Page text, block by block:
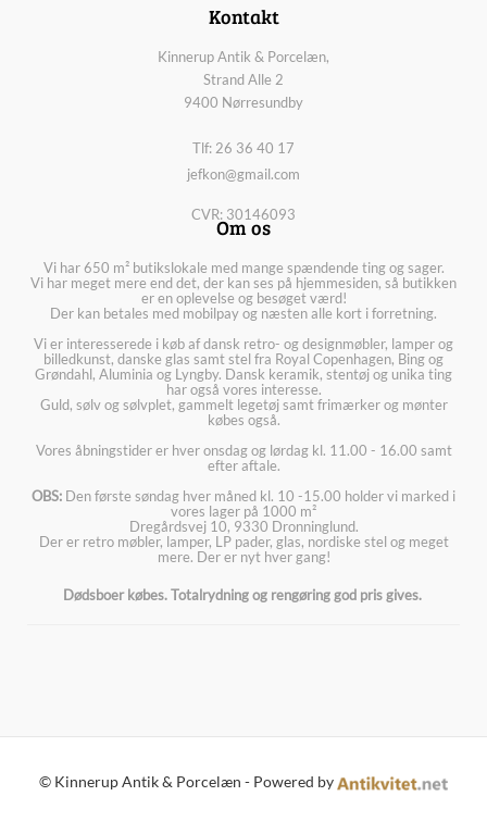
Kontakt
Kinnerup Antik & Porcelæn,
Strand Alle 2
9400 Nørresundby
Tlf: 26 36 40 17
jefkon@gmail.com
CVR: 30146093
Om os
Vi har 650 m² butikslokale med mange spændende ting og sager.
Vi har meget mere end det, der kan ses på hjemmesiden, så butikken
er en oplevelse og besøget værd!
Der kan betales med mobilpay og næsten alle kort i forretning.
Vi er interesserede i køb af dansk retro- og designmøbler, lamper og
billedkunst, danske glas samt stel fra Royal Copenhagen, Bing og
Grøndahl, Aluminia og Lyngby. Dansk keramik, stentøj og unika ting
har også vores interesse.
Guld, sølv og sølvplet, gammelt legetøj samt frimærker og mønter
købes også.
Vores åbningstider er hver onsdag og lørdag kl. 11.00 - 16.00 samt
efter aftale.
OBS: Den første søndag hver måned kl. 10 -15.00 holder vi marked i
vores lager på 1000 m²
Dregårdsvej 10, 9330 Dronninglund.
Der er retro møbler, lamper, LP pader, glas, nordiske stel og meget
mere. Der er nyt hver gang!
Dødsboer købes. Totalrydning og rengøring god pris gives.
© Kinnerup Antik & Porcelæn - Powered by